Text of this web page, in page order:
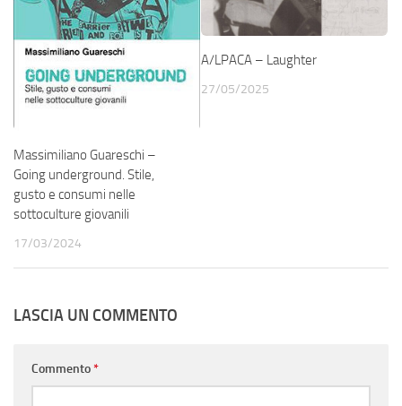
Massimiliano Guareschi –
Going underground. Stile,
gusto e consumi nelle
sottoculture giovanili
17/03/2024
A/LPACA – Laughter
27/05/2025
LASCIA UN COMMENTO
Commento*